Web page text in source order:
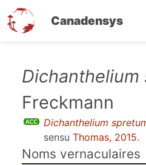
Canadensys
contenu
Dichanthelium
Freckmann
Dichanthelium
sensu Thomas, 2015.
Noms vernaculaires